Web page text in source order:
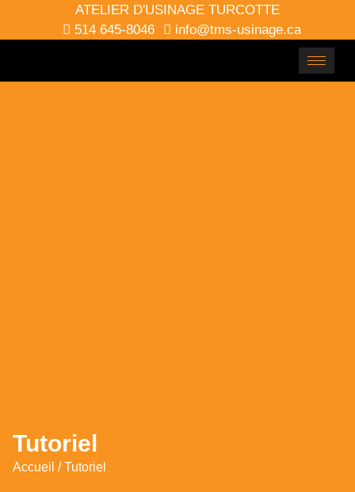
ATELIER D'USINAGE TURCOTTE
514 645-8046
info@tms-usinage.ca
Tutoriel
Accueil / Tutoriel